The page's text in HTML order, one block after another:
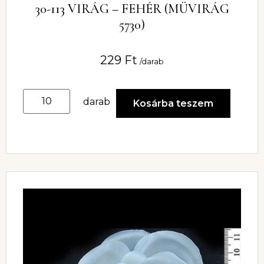
30-113 VIRÁG – FEHÉR (MÜVIRÁG
5730)
229 Ft /darab
darab Kosárba teszem